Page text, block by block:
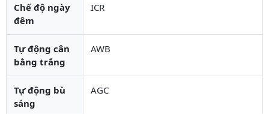
Chế độ ngày
đêm
ICR
Tự động cân
bằng trắng
AWB
Tự động bù
sáng
AGC